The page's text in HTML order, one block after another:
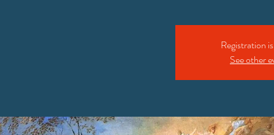
Registration
See other